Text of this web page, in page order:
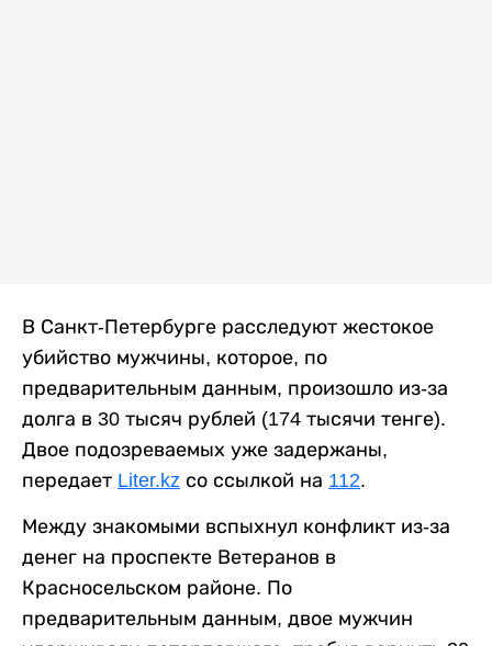
В Санкт-Петербурге расследуют жестокое
убийство мужчины, которое, по
предварительным данным, произошло из-за
долга в 30 тысяч рублей (174 тысячи тенге).
Двое подозреваемых уже задержаны,
передает Liter.kz со ссылкой на 112.
Между знакомыми вспыхнул конфликт из-за
денег на проспекте Ветеранов в
Красносельском районе. По
предварительным данным, двое мужчин